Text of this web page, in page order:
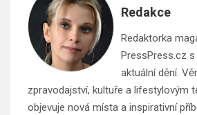
Redakce
Redaktorka
PressPress.cz
aktuální dění.
zpravodajství, kultuře a lifestylovým
objevuje nová místa a inspirativní